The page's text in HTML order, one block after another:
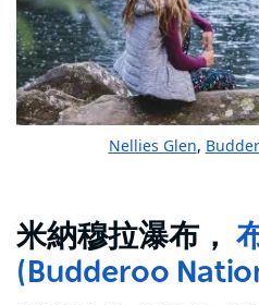
Nellies Glen,
米納穆拉瀑布，
(Budderoo